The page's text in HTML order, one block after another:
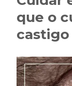
é
privá-
de
que o
castigo